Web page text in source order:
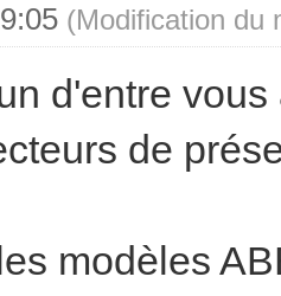
(Modification du
d'entre
de
modèles